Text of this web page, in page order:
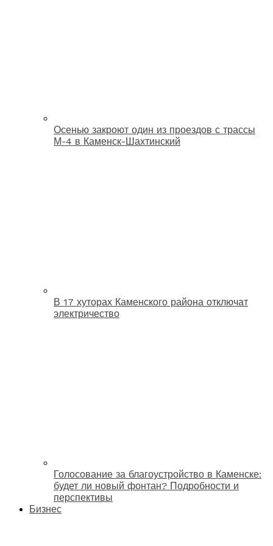
Осенью закроют один из проездов с трассы
М-4 в Каменск-Шахтинский
В 17 хуторах Каменского района отключат
электричество
Голосование за благоустройство в Каменске:
будет ли новый фонтан? Подробности и
перспективы
Бизнес